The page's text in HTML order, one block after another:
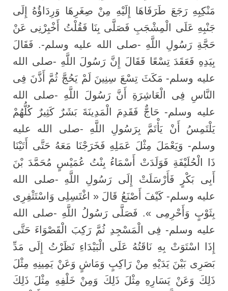
مَنْكِبِهِ رَجَعَ طَرَفَاهَا إِلَيْهِ مِنْ صِغَرِهَا وَرِدَاؤُهُ إِلَى
جَنْبِهِ عَلَى الْمِشْجَبِ فَصَلَّى بِنَا فَقُلْتُ أَخْبِرْنِى عَنْ
حَجَّةِ رَسُولِ اللَّهِ -صلى الله عليه وسلم-. فَقَالَ
بِيَدِهِ فَعَقَدَ تِسْعًا فَقَالَ إِنَّ رَسُولَ اللَّهِ -صلى الله
عليه وسلم- مَكَثَ تِسْعَ سِنِينَ لَمْ يَحُجَّ ثُمَّ أَذَّنَ فِى
النَّاسِ فِى الْعَاشِرَةِ أَنَّ رَسُولَ اللَّهِ -صلى الله
عليه وسلم- حَاجٌّ فَقَدِمَ الْمَدِينَةَ بَشَرٌ كَثِيرٌ كُلُّهُمْ
يَلْتَمِسُ أَنْ يَأْتَمَّ بِرَسُولِ اللَّهِ -صلى الله عليه
وسلم- وَيَعْمَلَ مِثْلَ عَمَلِهِ فَخَرَجْنَا مَعَهُ حَتَّى أَتَيْنَا
ذَا الْحُلَيْفَةِ فَوَلَدَتْ أَسْمَاءُ بِنْتُ عُمَيْسٍ مُحَمَّدَ بْنَ
أَبِى بَكْرٍ فَأَرْسَلَتْ إِلَى رَسُولِ اللَّهِ -صلى الله
عليه وسلم- كَيْفَ أَصْنَعُ قَالَ « اغْتَسِلِى وَاسْتَثْفِرِى
بِثَوْبٍ وَأَحْرِمِى ». فَصَلَّى رَسُولُ اللَّهِ -صلى الله
عليه وسلم- فِى الْمَسْجِدِ ثُمَّ رَكِبَ الْقَصْوَاءَ حَتَّى
إِذَا اسْتَوَتْ بِهِ نَاقَتُهُ عَلَى الْبَيْدَاءِ نَظَرْتُ إِلَى مَدِّ
بَصَرِى بَيْنَ يَدَيْهِ مِنْ رَاكِبٍ وَمَاشٍ وَعَنْ يَمِينِهِ مِثْلَ
ذَلِكَ وَعَنْ يَسَارِهِ مِثْلَ ذَلِكَ وَمِنْ خَلْفِهِ مِثْلَ ذَلِكَ